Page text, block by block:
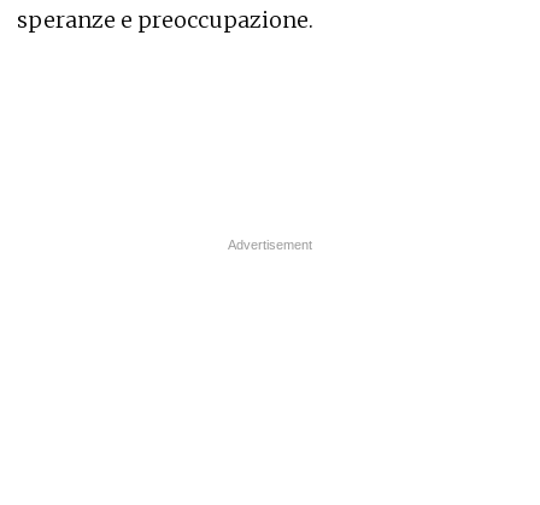
speranze e preoccupazione.